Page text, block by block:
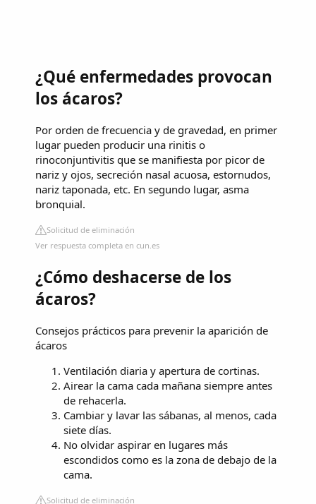
¿Qué enfermedades provocan
los ácaros?
Por orden de frecuencia y de gravedad, en primer
lugar pueden producir una rinitis o
rinoconjuntivitis que se manifiesta por picor de
nariz y ojos, secreción nasal acuosa, estornudos,
nariz taponada, etc. En segundo lugar, asma
bronquial.
Solicitud de eliminación
Ver respuesta completa en cun.es
¿Cómo deshacerse de los
ácaros?
Consejos prácticos para prevenir la aparición de
ácaros
Ventilación diaria y apertura de cortinas.
Airear la cama cada mañana siempre antes
de rehacerla.
Cambiar y lavar las sábanas, al menos, cada
siete días.
No olvidar aspirar en lugares más
escondidos como es la zona de debajo de la
cama.
Solicitud de eliminación